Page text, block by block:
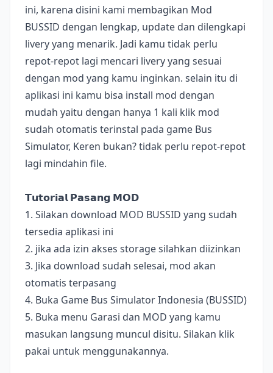
ini, karena disini kami membagikan Mod
BUSSID dengan lengkap, update dan dilengkapi
livery yang menarik. Jadi kamu tidak perlu
repot-repot lagi mencari livery yang sesuai
dengan mod yang kamu inginkan. selain itu di
aplikasi ini kamu bisa install mod dengan
mudah yaitu dengan hanya 1 kali klik mod
sudah otomatis terinstal pada game Bus
Simulator, Keren bukan? tidak perlu repot-repot
lagi mindahin file.
𝗧𝘂𝘁𝗼𝗿𝗶𝗮𝗹 𝗣𝗮𝘀𝗮𝗻𝗴 𝗠𝗢𝗗
1. Silakan download MOD BUSSID yang sudah
tersedia aplikasi ini
2. jika ada izin akses storage silahkan diizinkan
3. Jika download sudah selesai, mod akan
otomatis terpasang
4. Buka Game Bus Simulator Indonesia (BUSSID)
5. Buka menu Garasi dan MOD yang kamu
masukan langsung muncul disitu. Silakan klik
pakai untuk menggunakannya.